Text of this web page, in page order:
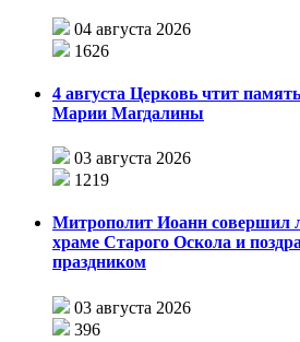
04 августа 2026
1626
4 августа Церковь чтит
Марии Магдалины
03 августа 2026
1219
Митрополит Иоанн совершил
храме Старого Оскола и
праздником
03 августа 2026
396